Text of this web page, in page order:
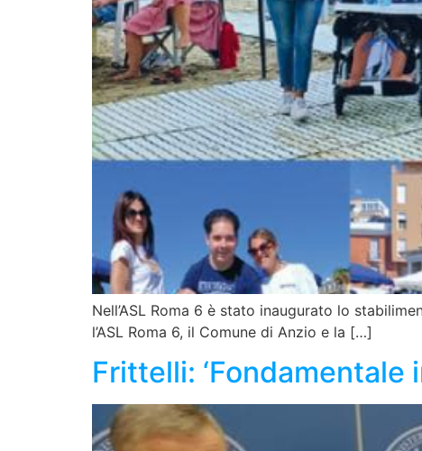
Nell’ASL Roma 6 è stato inaugurato lo
l’ASL Roma 6, il Comune di Anzio e la […]
Frittelli: ‘Fondamentale